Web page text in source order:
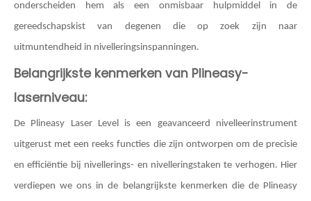
onderscheiden hem als een onmisbaar hulpmiddel in de
gereedschapskist van degenen die op zoek zijn naar
uitmuntendheid in nivelleringsinspanningen.
Belangrijkste kenmerken van Plineasy-
laserniveau:
De Plineasy Laser Level is een geavanceerd nivelleerinstrument
uitgerust met een reeks functies die zijn ontworpen om de precisie
en efficiëntie bij nivellerings- en nivelleringstaken te verhogen. Hier
verdiepen we ons in de belangrijkste kenmerken die de Plineasy